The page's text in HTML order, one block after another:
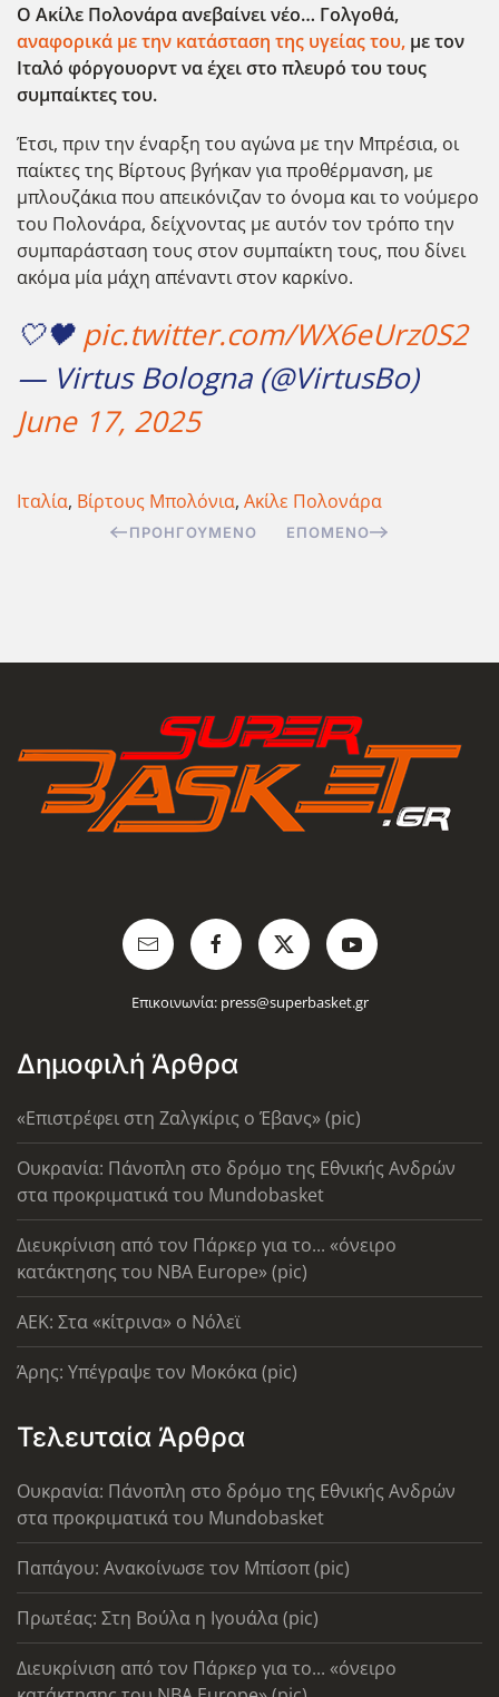
Ο Ακίλε Πολονάρα ανεβαίνει νέο… Γολγοθά,
αναφορικά με την κατάσταση της υγείας του, με τον
Ιταλό φόργουορντ να έχει στο πλευρό του τους
συμπαίκτες του.
Έτσι, πριν την έναρξη του αγώνα με την Μπρέσια, οι
παίκτες της Βίρτους βγήκαν για προθέρμανση, με
μπλουζάκια που απεικόνιζαν το όνομα και το νούμερο
του Πολονάρα, δείχνοντας με αυτόν τον τρόπο την
συμπαράσταση τους στον συμπαίκτη τους, που δίνει
ακόμα μία μάχη απέναντι στον καρκίνο.
🤍🖤 pic.twitter.com/WX6eUrz0S2
— Virtus Bologna (@VirtusBo)
June 17, 2025
Ιταλία, Βίρτους Μπολόνια, Ακίλε Πολονάρα
ΠΡΟΗΓΟΎΜΕΝΟ ΕΠΌΜΕΝΟ
Επικοινωνία: press@superbasket.gr
Δημοφιλή Άρθρα
«Επιστρέφει στη Ζαλγκίρις ο Έβανς» (pic)
Ουκρανία: Πάνοπλη στο δρόμο της Εθνικής Ανδρών
στα προκριματικά του Mundobasket
Διευκρίνιση από τον Πάρκερ για το... «όνειρο
κατάκτησης του ΝΒΑ Europe» (pic)
AEK: Στα «κίτρινα» ο Νόλεϊ
Άρης: Υπέγραψε τον Μοκόκα (pic)
Τελευταία Άρθρα
Ουκρανία: Πάνοπλη στο δρόμο της Εθνικής Ανδρών
στα προκριματικά του Mundobasket
Παπάγου: Ανακοίνωσε τον Μπίσοπ (pic)
Πρωτέας: Στη Βούλα η Ιγουάλα (pic)
Διευκρίνιση από τον Πάρκερ για το... «όνειρο